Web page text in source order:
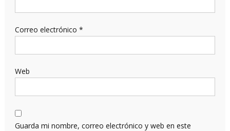
Correo electrónico *
Web
Guarda mi nombre, correo electrónico y web en este